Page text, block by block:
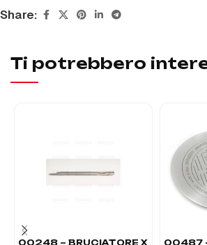
Share:
Ti potrebbero
00248 – BRUCIATORE X
00487